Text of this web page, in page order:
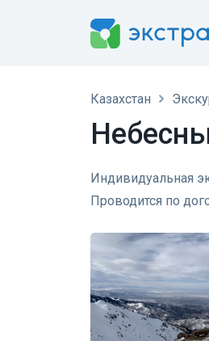
Казахстан
Индивидуальная
Проводится по